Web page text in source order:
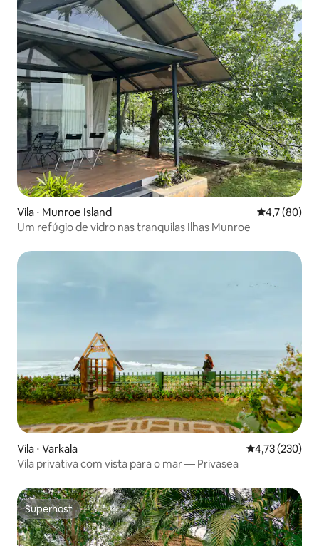
Vila ⋅ Munroe Island 4,7 de uma
4,7 (80)
Um refúgio de vidro nas tranquilas Ilhas Munroe
Vila ⋅ Varkala 4,73 de uma
4,73 (230)
Vila privativa com vista para o mar — Privasea
Superhost
Superhost